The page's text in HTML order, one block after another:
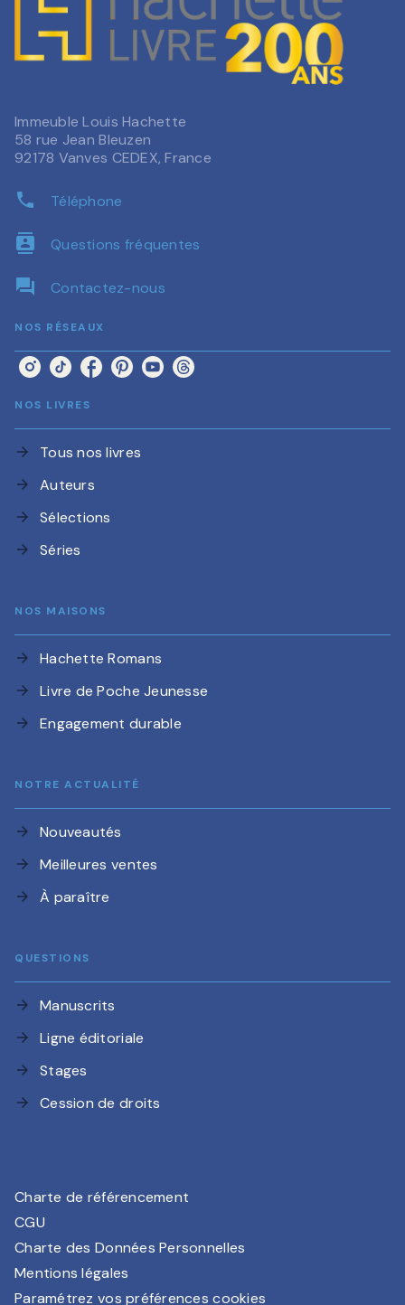
Immeuble Louis Hachette
58 rue Jean Bleuzen
92178 Vanves CEDEX, France
phone Téléphone
contacts Questions fréquentes
question_answer Contactez-nous
NOS RÉSEAUX
NOS LIVRES
arrow_forward Tous nos livres
arrow_forward Auteurs
arrow_forward Sélections
arrow_forward Séries
NOS MAISONS
arrow_forward Hachette Romans
arrow_forward Livre de Poche Jeunesse
arrow_forward Engagement durable
NOTRE ACTUALITÉ
arrow_forward Nouveautés
arrow_forward Meilleures ventes
arrow_forward À paraître
QUESTIONS
arrow_forward Manuscrits
arrow_forward Ligne éditoriale
arrow_forward Stages
arrow_forward Cession de droits
Charte de référencement
CGU
Charte des Données Personnelles
Mentions légales
Paramétrez vos préférences cookies